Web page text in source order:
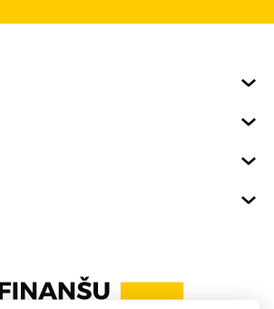
Roberta
kalkulators